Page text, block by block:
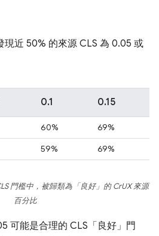
現近 50% 的來源 CLS 為 0.05 或
0.1 0.15
60%
69%
59% 69%
門檻中，被歸類為「良好」的 CrUX 來源
百分比
可能是合理的 CLS「良好」門